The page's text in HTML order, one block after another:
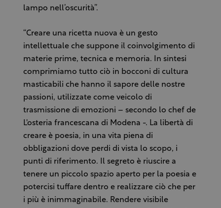
lampo nell’oscurità”.
“Creare una ricetta nuova è un gesto
intellettuale che suppone il coinvolgimento di
materie prime, tecnica e memoria. In sintesi
comprimiamo tutto ciò in bocconi di cultura
masticabili che hanno il sapore delle nostre
passioni, utilizzate come veicolo di
trasmissione di emozioni – secondo lo chef de
L'osteria francescana di Modena -. La libertà di
creare è poesia, in una vita piena di
obbligazioni dove perdi di vista lo scopo, i
punti di riferimento. Il segreto è riuscire a
tenere un piccolo spazio aperto per la poesia e
potercisi tuffare dentro e realizzare ciò che per
i più è inimmaginabile. Rendere visibile